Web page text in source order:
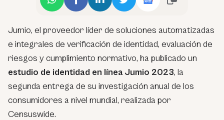
Jumio, el proveedor líder de soluciones automatizadas
e integrales de verificación de identidad, evaluación de
riesgos y cumplimiento normativo, ha publicado un
estudio de identidad en línea Jumio 2023, la
segunda entrega de su investigación anual de los
consumidores a nivel mundial, realizada por
Censuswide.